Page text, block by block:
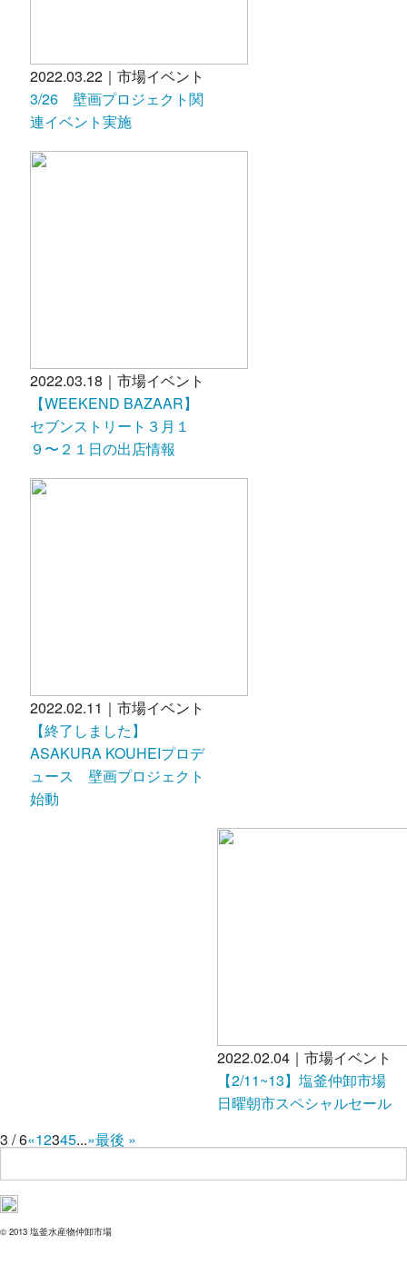
2022.03.22｜市場イベント
3/26 壁画プロジェクト関
連イベント実施
2022.03.18｜市場イベント
【WEEKEND BAZAAR】
セブンストリート３月１
９〜２１日の出店情報
2022.02.11｜市場イベント
【終了しました】
ASAKURA KOUHEIプロデ
ュース 壁画プロジェクト
始動
2022.02.04｜市場イベント
【2/11~13】塩釜仲卸市場
日曜朝市スペシャルセール
3 / 6«12345...»最後 »
© 2013 塩釜水産物仲卸市場